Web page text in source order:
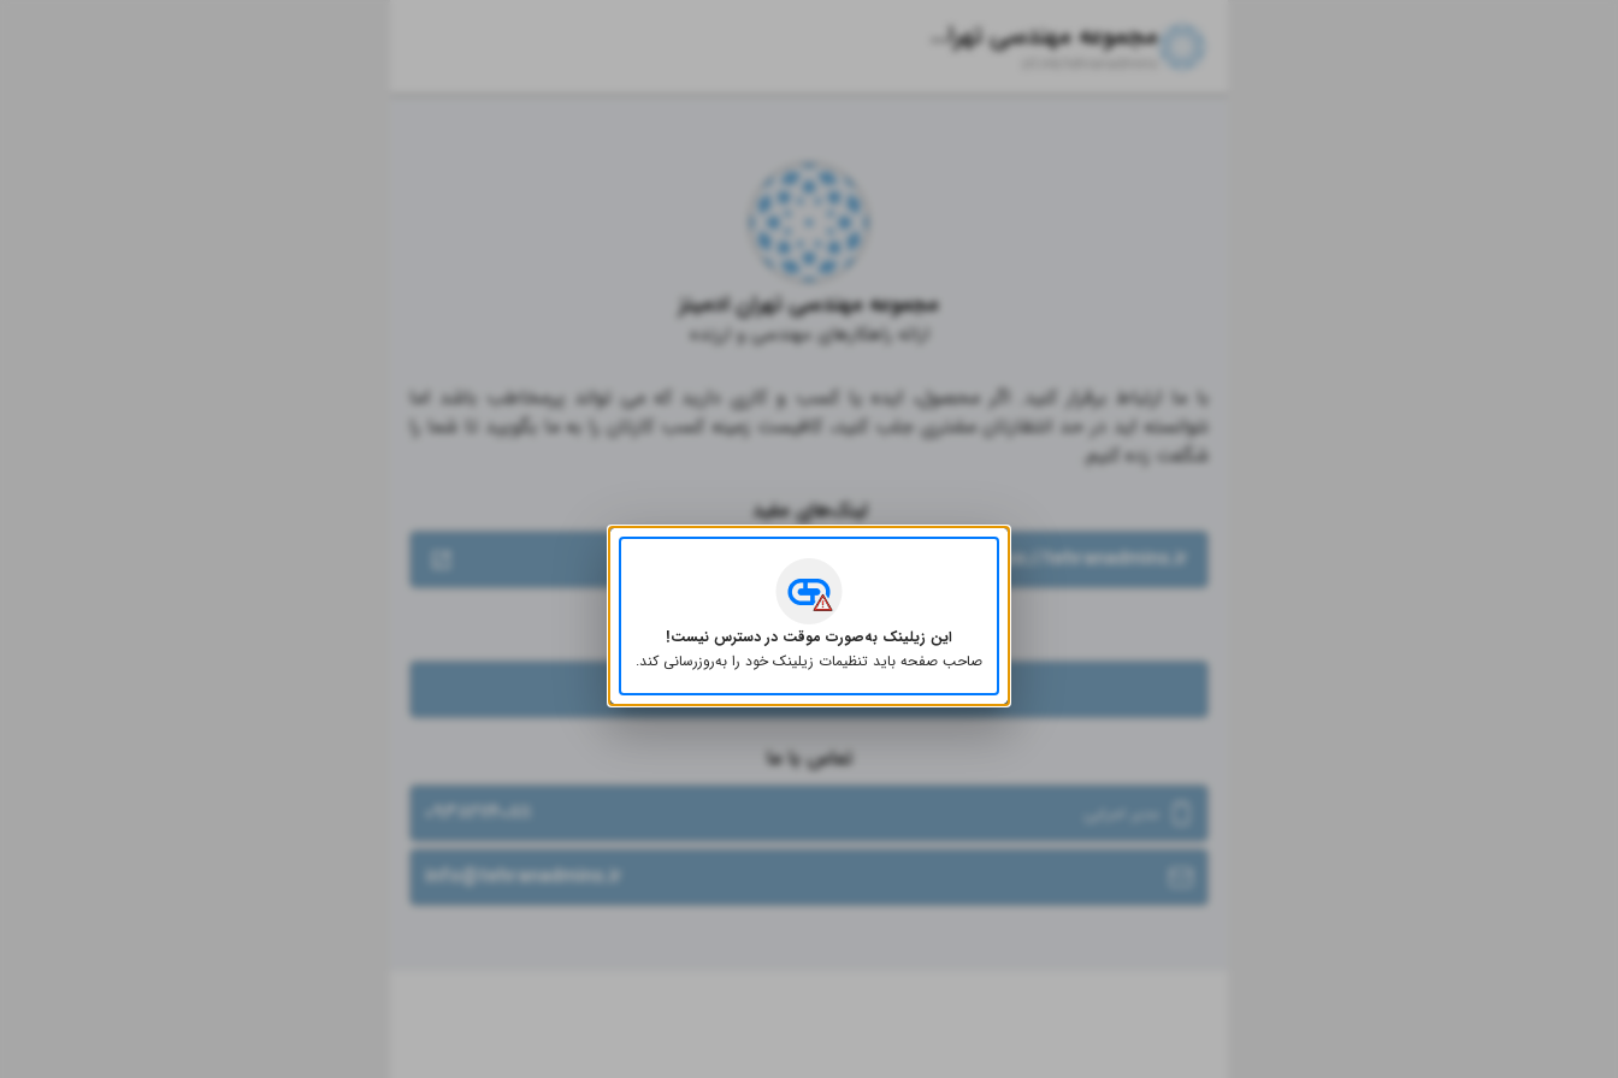
مجموعه مهندسی تهران ادمینز
مجموعه مهندسی تهران ادمینز
ارائه راهکارهای مهندسی و ارزنده
شگفت زده کنیم.
لینک‌های مفید
https://tehranadmins.ir
شبکه‌های اجتماعی
اینستاگرام
تماس با ما
۰۹۳۸۲۷۴۰۸۱۱
info@tehranadmins.ir
این زیلینک به‌صورت موقت در دسترس نیست!
صاحب صفحه باید تنظیمات زیلینک خود را به‌روز‌رسانی کند.